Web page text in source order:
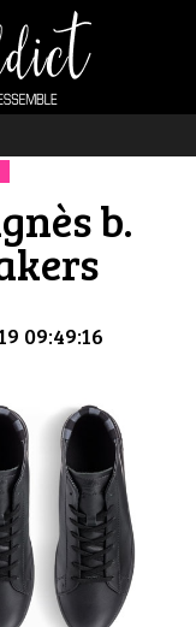
b.
09:49:16